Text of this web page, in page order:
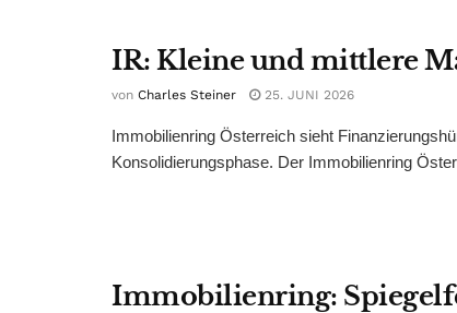
IR: Kleine und mittlere
von Charles Steiner 25. JUNI 2026
Immobilienring Österreich sieht
Konsolidierungsphase. Der Immobilienring
Immobilienring: